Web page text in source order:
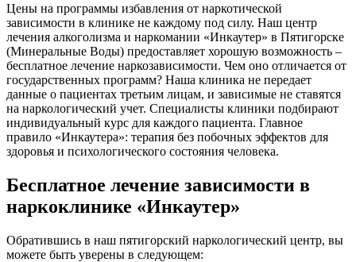
Цены на программы избавления от наркотической
зависимости в клинике не каждому под силу. Наш центр
лечения алкоголизма и наркомании «Инкаутер» в Пятигорске
(Минеральные Воды) предоставляет хорошую возможность –
бесплатное лечение наркозависимости. Чем оно отличается от
государственных программ? Наша клиника не передает
данные о пациентах третьим лицам, и зависимые не ставятся
на наркологический учет. Специалисты клиники подбирают
индивидуальный курс для каждого пациента. Главное
правило «Инкаутера»: терапия без побочных эффектов для
здоровья и психологического состояния человека.
Бесплатное лечение зависимости в
наркоклинике «Инкаутер»
Обратившись в наш пятигорский наркологический центр, вы
можете быть уверены в следующем: